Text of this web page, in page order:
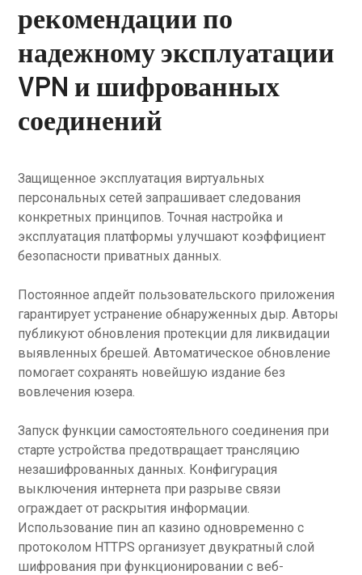
рекомендации по
надежному эксплуатации
VPN и шифрованных
соединений
Защищенное эксплуатация виртуальных
персональных сетей запрашивает следования
конкретных принципов. Точная настройка и
эксплуатация платформы улучшают коэффициент
безопасности приватных данных.
Постоянное апдейт пользовательского приложения
гарантирует устранение обнаруженных дыр. Авторы
публикуют обновления протекции для ликвидации
выявленных брешей. Автоматическое обновление
помогает сохранять новейшую издание без
вовлечения юзера.
Запуск функции самостоятельного соединения при
старте устройства предотвращает трансляцию
незашифрованных данных. Конфигурация
выключения интернета при разрыве связи
ограждает от раскрытия информации.
Использование пин ап казино одновременно с
протоколом HTTPS организует двукратный слой
шифрования при функционировании с веб-